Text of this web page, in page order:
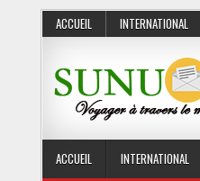
ACCUEIL INTERNATIONAL
ACCUEIL INTERNATIONAL